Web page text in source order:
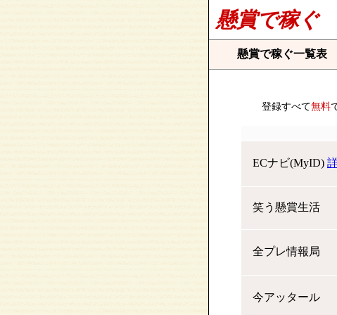
懸賞で稼ぐ
懸賞で稼ぐ一覧表
登録すべて無料
ECナビ(MyID)
笑う懸賞生活
全プレ情報局
今アッタール